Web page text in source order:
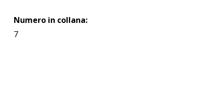
Numero in collana:
7